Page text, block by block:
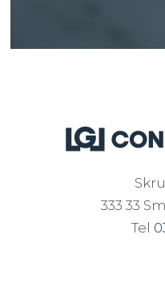
333 33
Tel